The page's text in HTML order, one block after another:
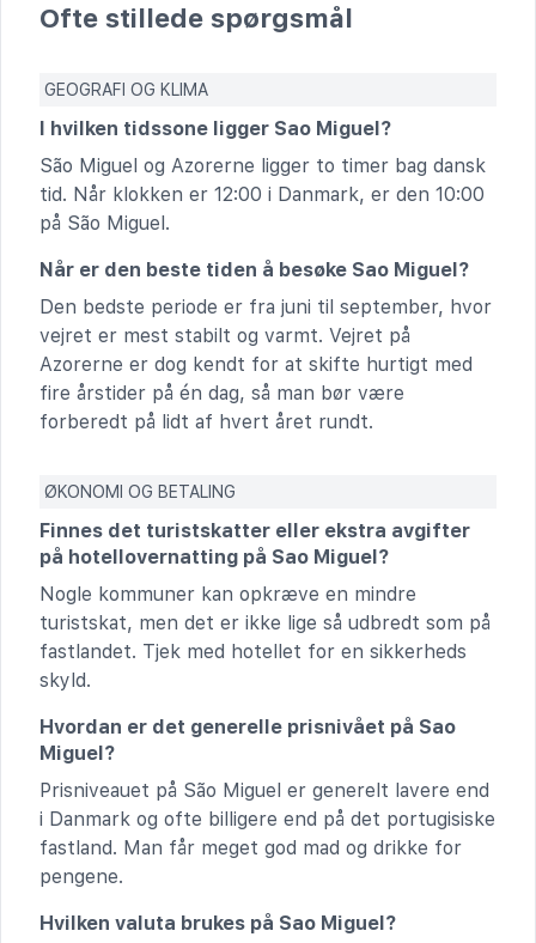
Ofte stillede spørgsmål
GEOGRAFI OG KLIMA
I hvilken tidssone ligger Sao Miguel?
São Miguel og Azorerne ligger to timer bag dansk
tid. Når klokken er 12:00 i Danmark, er den 10:00
på São Miguel.
Når er den beste tiden å besøke Sao Miguel?
Den bedste periode er fra juni til september, hvor
vejret er mest stabilt og varmt. Vejret på
Azorerne er dog kendt for at skifte hurtigt med
fire årstider på én dag, så man bør være
forberedt på lidt af hvert året rundt.
ØKONOMI OG BETALING
Finnes det turistskatter eller ekstra avgifter
på hotellovernatting på Sao Miguel?
Nogle kommuner kan opkræve en mindre
turistskat, men det er ikke lige så udbredt som på
fastlandet. Tjek med hotellet for en sikkerheds
skyld.
Hvordan er det generelle prisnivået på Sao
Miguel?
Prisniveauet på São Miguel er generelt lavere end
i Danmark og ofte billigere end på det portugisiske
fastland. Man får meget god mad og drikke for
pengene.
Hvilken valuta brukes på Sao Miguel?